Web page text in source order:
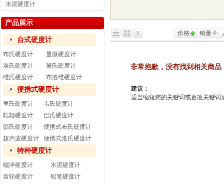
价格 销量
非常抱歉，没有找到相关商品
建议：
适当缩短您的关键词或更改关键词
水泥硬度计
产品展示
台式硬度计
布氏硬度计
显微硬度计
洛氏硬度计
努氏硬度计
维氏硬度计
布洛维硬度计
便携式硬度计
里氏硬度计
韦氏硬度计
轧辊硬度计
巴氏硬度计
邵氏硬度计
便携式布氏硬度计
超声波硬度计
便携式洛氏硬度计
特种硬度计
端淬硬度计
水泥硬度计
齿轮硬度计
铅笔硬度计